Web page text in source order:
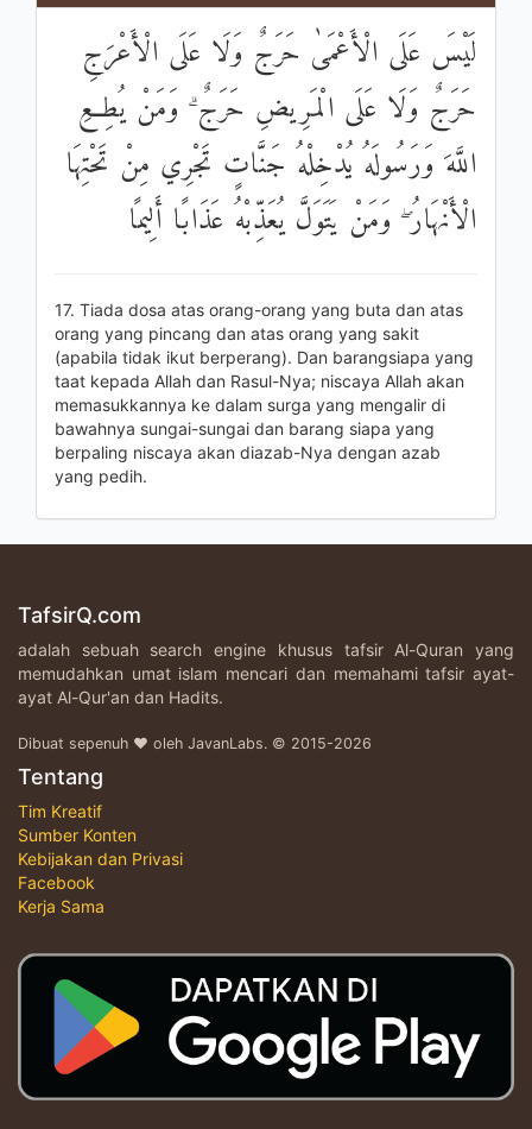
لَيْسَ عَلَى الْأَعْمَىٰ حَرَجٌ وَلَا عَلَى الْأَعْرَجِ
حَرَجٌ وَلَا عَلَى الْمَرِيضِ حَرَجٌ ۗ وَمَنْ يُطِعِ
اللَّهَ وَرَسُولَهُ يُدْخِلْهُ جَنَّاتٍ تَجْرِي مِنْ تَحْتِهَا
الْأَنْهَارُ ۖ وَمَنْ يَتَوَلَّ يُعَذِّبْهُ عَذَابًا أَلِيمًا
17. Tiada dosa atas orang-orang yang buta dan atas
orang yang pincang dan atas orang yang sakit
(apabila tidak ikut berperang). Dan barangsiapa yang
taat kepada Allah dan Rasul-Nya; niscaya Allah akan
memasukkannya ke dalam surga yang mengalir di
bawahnya sungai-sungai dan barang siapa yang
berpaling niscaya akan diazab-Nya dengan azab
yang pedih.
TafsirQ.com
adalah sebuah search engine khusus tafsir Al-Quran yang
memudahkan umat islam mencari dan memahami tafsir ayat-
ayat Al-Qur'an dan Hadits.
Dibuat sepenuh ♥ oleh JavanLabs. © 2015-2026
Tentang
Tim Kreatif
Sumber Konten
Kebijakan dan Privasi
Facebook
Kerja Sama